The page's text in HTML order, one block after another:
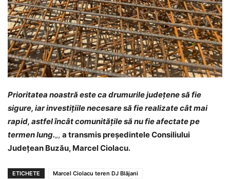
Prioritatea noastră este ca drumurile județene să fie
sigure, iar investițiile necesare să fie realizate cât mai
rapid, astfel încât comunitățile să nu fie afectate pe
termen lung.„, a transmis președintele Consiliului
Județean Buzău, Marcel Ciolacu.
ETICHETE Marcel Ciolacu teren DJ Blăjani